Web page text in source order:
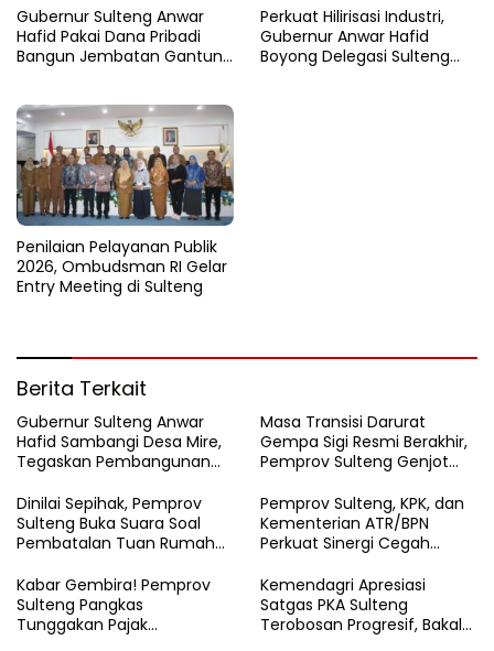
Gubernur Sulteng Anwar
Hafid Pakai Dana Pribadi
Bangun Jembatan Gantung
Perkuat Hilirisasi Industri,
Gubernur Anwar Hafid
Boyong Delegasi Sulteng
Penilaian Pelayanan Publik
2026, Ombudsman RI Gelar
Entry Meeting di Sulteng
Berita Terkait
Gubernur Sulteng Anwar
Hafid Sambangi Desa Mire,
Tegaskan Pembangunan
Touna
Masa Transisi Darurat
Gempa Sigi Resmi Berakhir,
Pemprov Sulteng Genjot
Dinilai Sepihak, Pemprov
Sulteng Buka Suara Soal
Pembatalan Tuan Rumah
Pemprov Sulteng, KPK, dan
Kementerian ATR/BPN
Perkuat Sinergi Cegah
Kabar Gembira! Pemprov
Sulteng Pangkas
Tunggakan Pajak
Kemendagri Apresiasi
Satgas PKA Sulteng
Terobosan Progresif, Bakal